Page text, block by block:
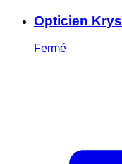
Opticien Krys
Fermé